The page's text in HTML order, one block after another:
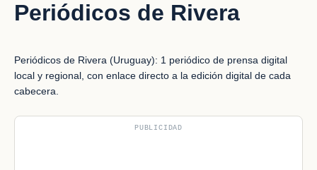
Periódicos de Rivera
Periódicos de Rivera (Uruguay): 1 periódico de prensa digital
local y regional, con enlace directo a la edición digital de cada
cabecera.
PUBLICIDAD